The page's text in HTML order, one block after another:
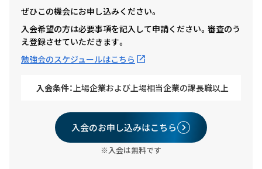
ぜひこの機会にお申し込みください。
入会希望の方は必要事項を記入して申請ください。審査のう
え登録させていただきます。
勉強会のスケジュールはこちら
入会条件： 上場企業および上場相当企業の課長職以上
入会のお申し込みはこちら
※入会は無料です